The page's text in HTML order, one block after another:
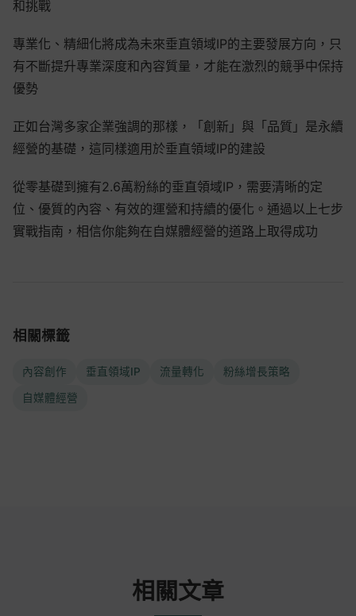
和挑戰
專業化、精細化將成為未來垂直領域IP的主要發展方向，只
有不斷提升專業深度和內容質量，才能在激烈的競爭中保持
優勢
正如台灣多家企業強調的那樣，「創新」與「品質」是永續
經營的基礎，這同樣適用於垂直領域IP的建設
從零基礎到擁有2.6萬粉絲的垂直領域IP，需要清晰的定
位、優質的內容、有效的運營和持續的優化。通過以上七步
實戰指南，相信你能夠在自媒體經營的道路上取得成功
相關標籤
內容創作 垂直領域IP 流量轉化 粉絲增長策略
自媒體經營
相關文章